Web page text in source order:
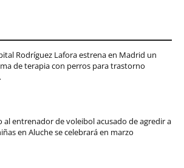
Rodríguez Lafora estrena en Madrid un
de terapia con perros para trastorno
al entrenador de voleibol acusado de agredir a
en Aluche se celebrará en marzo